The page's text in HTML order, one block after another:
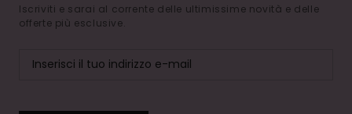
Iscriviti e sarai al corrente delle ultimissime novità e delle
offerte più esclusive.